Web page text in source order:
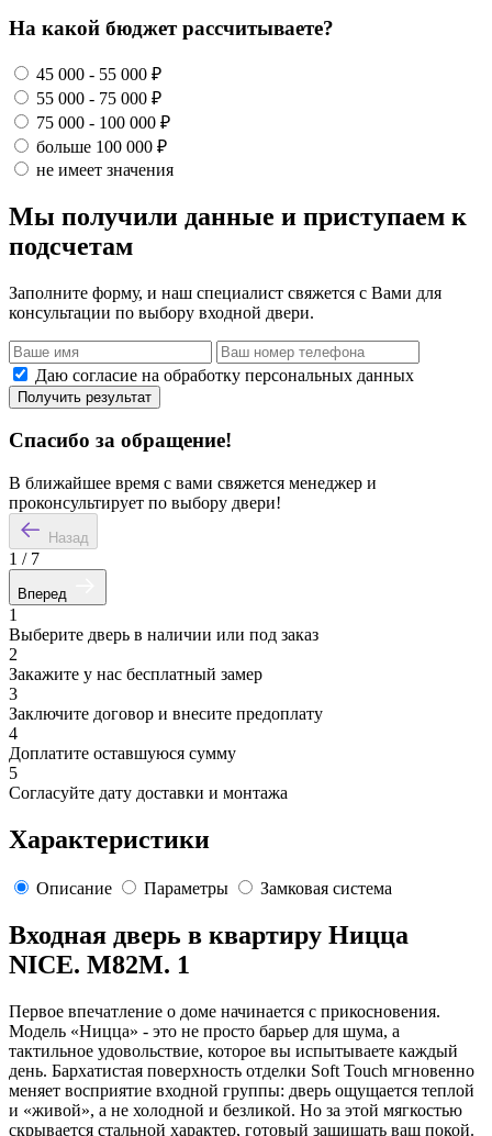
На какой бюджет рассчитываете?
45 000 - 55 000 ₽
55 000 - 75 000 ₽
75 000 - 100 000 ₽
больше 100 000 ₽
не имеет значения
Мы получили данные и приступаем к
подсчетам
Заполните форму, и наш специалист свяжется с Вами для
консультации по выбору входной двери.
Даю согласие на обработку персональных данных
Получить результат
Спасибо за обращение!
В ближайшее время с вами свяжется менеджер и
проконсультирует по выбору двери!
Назад
1 / 7
Вперед
1
Выберите дверь в наличии или под заказ
2
Закажите у нас бесплатный замер
3
Заключите договор и внесите предоплату
4
Доплатите оставшуюся сумму
5
Согласуйте дату доставки и монтажа
Характеристики
Описание Параметры Замковая система
Входная дверь в квартиру Ницца
NICE. M82M. 1
Первое впечатление о доме начинается с прикосновения.
Модель «Ницца» - это не просто барьер для шума, а
тактильное удовольствие, которое вы испытываете каждый
день. Бархатистая поверхность отделки Soft Touch мгновенно
меняет восприятие входной группы: дверь ощущается теплой
и «живой», а не холодной и безликой. Но за этой мягкостью
скрывается стальной характер, готовый защищать ваш покой.